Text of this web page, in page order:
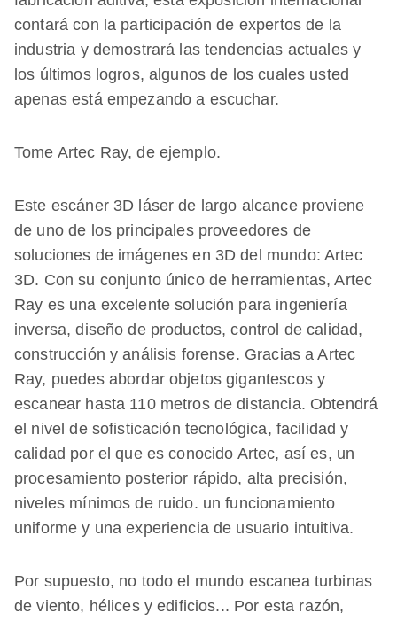
contará con la participación de expertos de la
industria y demostrará las tendencias actuales y
los últimos logros, algunos de los cuales usted
apenas está empezando a escuchar.
Tome Artec Ray, de ejemplo.
Este escáner 3D láser de largo alcance proviene
de uno de los principales proveedores de
soluciones de imágenes en 3D del mundo: Artec
3D. Con su conjunto único de herramientas, Artec
Ray es una excelente solución para ingeniería
inversa, diseño de productos, control de calidad,
construcción y análisis forense. Gracias a Artec
Ray, puedes abordar objetos gigantescos y
escanear hasta 110 metros de distancia. Obtendrá
el nivel de sofisticación tecnológica, facilidad y
calidad por el que es conocido Artec, así es, un
procesamiento posterior rápido, alta precisión,
niveles mínimos de ruido. un funcionamiento
uniforme y una experiencia de usuario intuitiva.
Por supuesto, no todo el mundo escanea turbinas
de viento, hélices y edificios... Por esta razón,